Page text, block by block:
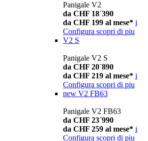
Panigale V2
da CHF 18´390
da CHF 199 al mese* i
Configura scopri di piu
V2 S
Panigale V2 S
da CHF 20´890
da CHF 219 al mese* i
Configura scopri di piu
new V2 FB63
Panigale V2 FB63
da CHF 23´990
da CHF 259 al mese* i
Configura scopri di piu